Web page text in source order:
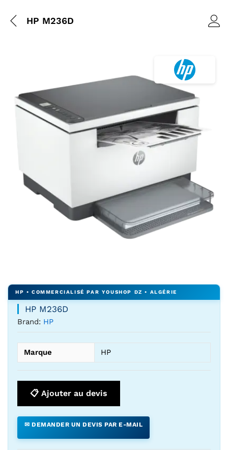
HP M236D
HP M236D
Brand: HP
Marque HP
📋 Ajouter au devis
✉ DEMANDER UN DEVIS PAR E-MAIL